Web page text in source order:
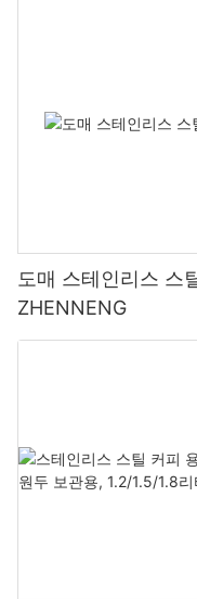
도매 스테인리스 스
ZHENNENG